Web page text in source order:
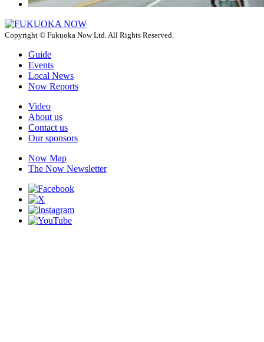
Copyright © Fukuoka Now Ltd. All Rights Reserved.
Guide
Events
Local News
Now Reports
Video
About us
Contact us
Our sponsors
Now Map
The Now Newsletter